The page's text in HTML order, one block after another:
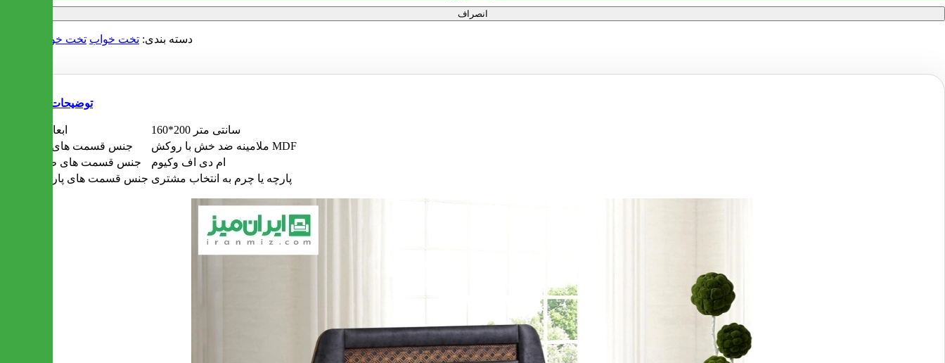
انصراف
دسته بندی: تخت خواب تخت خواب دو نفره
توضیحات
ابعاد تخت
160*200 سانتی متر
جنس قسمت های چوبی
ملامینه ضد خش با روکش MDF
جنس قسمت های طوسی
ام دی اف وکیوم
جنس قسمت های پارچه ای پارچه یا چرم به انتخاب مشتری